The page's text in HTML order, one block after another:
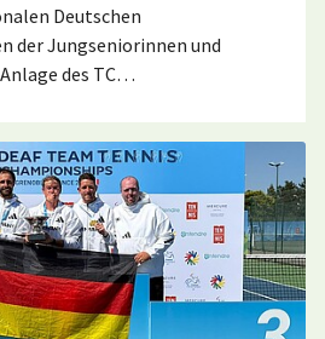
Deutschen
der Jungseniorinnen und
des TC…